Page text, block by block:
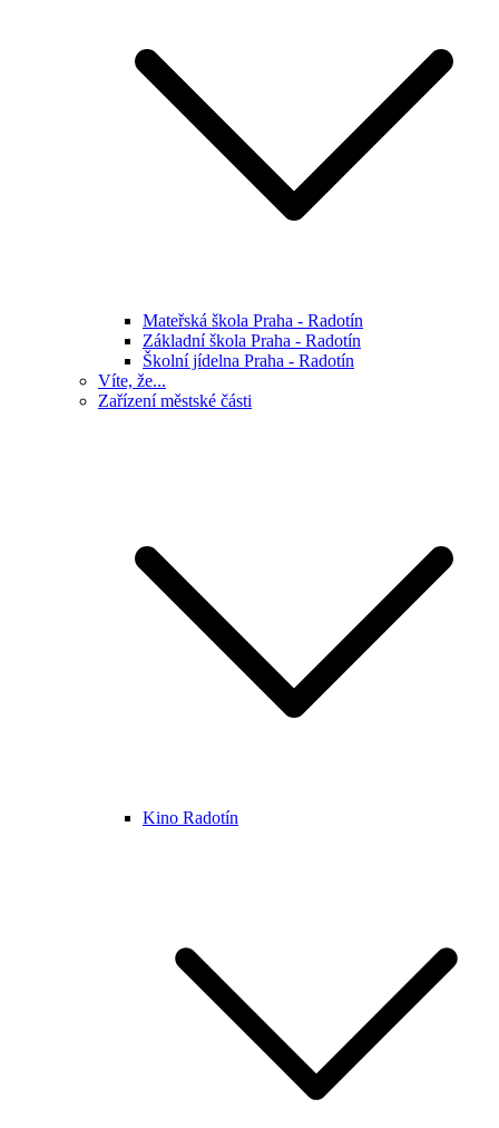
Mateřská škola Praha - Radotín
Základní škola Praha - Radotín
Školní jídelna Praha - Radotín
Víte, že...
Zařízení městské části
Kino Radotín